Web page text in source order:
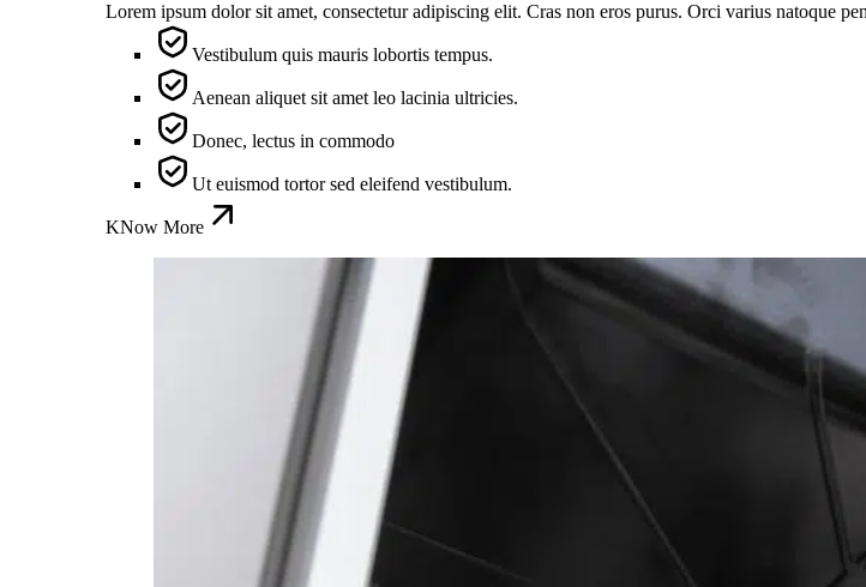
Lorem ipsum dolor sit amet, consectetur adipiscing elit. Cras non eros purus. Orci varius natoque
Vestibulum quis mauris lobortis tempus.
Aenean aliquet sit amet leo lacinia ultricies.
Donec, lectus in commodo
Ut euismod tortor sed eleifend vestibulum.
KNow More